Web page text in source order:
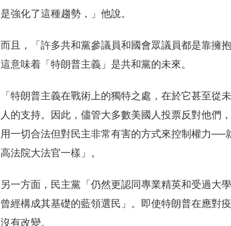
是強化了這種趨勢，」他說。
而且，「許多共和黨參議員和國會眾議員都是靠擁
這意味着「特朗普主義」是共和黨的未來。
「特朗普主義在戰術上的獨特之處，在於它甚至從
人的支持。因此，儘管大多數美國人投票反對他們
用一切合法但對民主非常有害的方式來控制權力──
高法院大法官一樣」。
另一方面，民主黨「仍然更認同專業精英和受過大
曾經構成其基礎的藍領選民」。即使特朗普在應對
沒有改變。